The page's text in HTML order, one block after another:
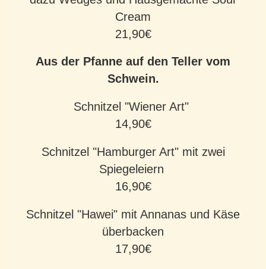
Cream
21,90€
Aus der Pfanne auf den Teller vom
Schwein.
Schnitzel "Wiener Art"
14,90€
Schnitzel "Hamburger Art" mit zwei
Spiegeleiern
16,90€
Schnitzel "Hawei" mit Annanas und Käse
überbacken
17,90€